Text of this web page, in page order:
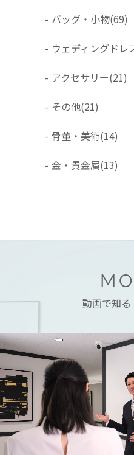
- バッグ・小物(69)
- ウェディングドレ
- アクセサリー(21)
- その他(21)
- 骨董・美術(14)
- 金・貴金属(13)
動画で知る